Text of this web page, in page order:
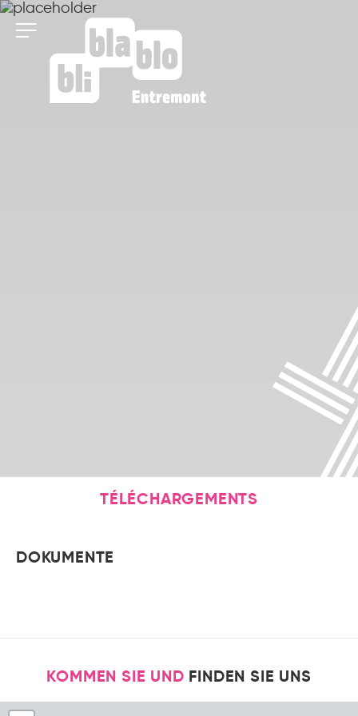
TÉLÉCHARGEMENTS
DOKUMENTE
KOMMEN SIE UND FINDEN SIE UNS